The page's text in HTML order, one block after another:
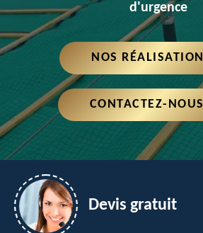
d'urgence
NOS
CONTACTEZ-
Devis gratuit